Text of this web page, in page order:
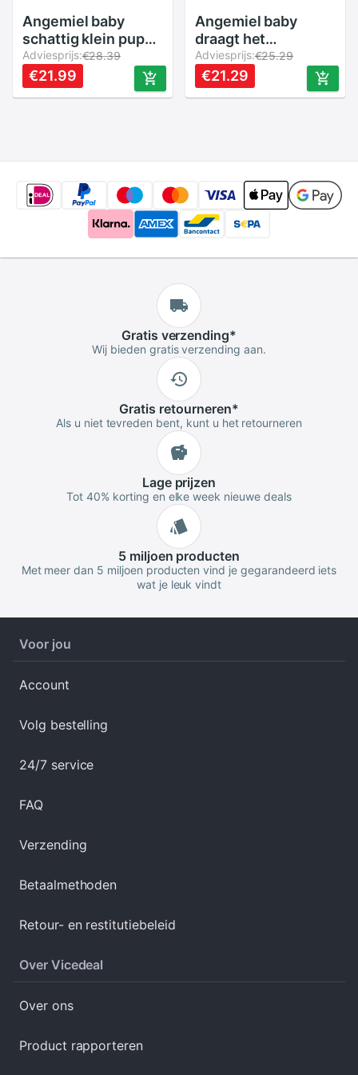
Angemiel baby
schattig klein puppy
babymeisje t-shirt
roze
Adviesprijs:€28.39
€21.99
Angemiel baby
draagt het
kroonhert
babymeisje t-shirt
roze
Adviesprijs:€25.29
€21.29
Gratis verzending*
Wij bieden gratis verzending aan.
Gratis retourneren*
Als u niet tevreden bent, kunt u het retourneren
Lageprijzen
Tot 40% korting en elke week nieuwe deals
5 miljoen producten
Met meer dan 5 miljoen producten vind je gegarandeerd iets
wat je leuk vindt
Voor jou
Account
Volg bestelling
24/7 service
FAQ
Verzending
Betaalmethoden
Retour- en restitutiebeleid
Over Vicedeal
Over ons
Product rapporteren